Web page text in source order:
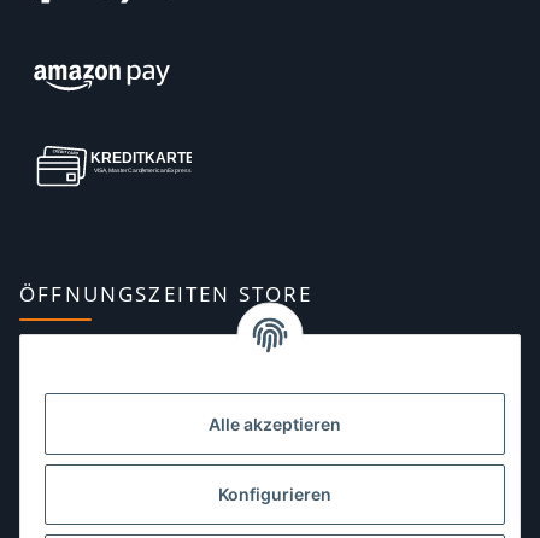
Alle akzeptieren
Konfigurieren
ÖFFNUNGSZEITEN STORE
10:00–13:00, 14:00–18:00 Uhr
Dienstag:10:00–13:00, 14:00–16:00 Uhr
10:00–13:00 Uhr
Freitag:10:00–13:00, 14:00–18:00 Uhr